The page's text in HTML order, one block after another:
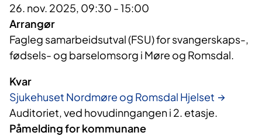
26. nov. 2025, 09:30 - 15:00
Arrangør
Fagleg samarbeidsutval (FSU) for svangerskaps-,
fødsels- og barselomsorg i Møre og Romsdal.
Kvar
Sjukehuset Nordmøre og Romsdal Hjelset
Auditoriet, ved hovudinngangen i 2. etasje.
Påmelding for kommunane